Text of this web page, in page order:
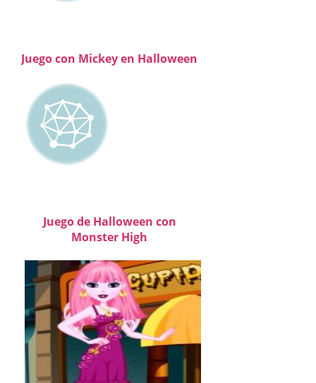
Juego con Mickey en Halloween
Juego de Halloween con
Monster High